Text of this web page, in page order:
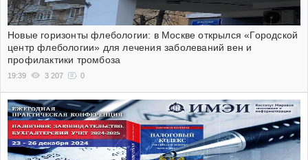
Новые горизонты флебологии: в Москве открылся «Городской
центр флебологии» для лечения заболеваний вен и
профилактики тромбоза
19:39 3 207 0